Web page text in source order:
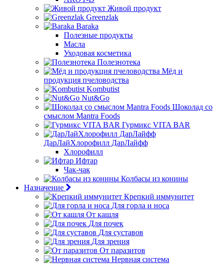
Живой продукт
Greenzlak
Baraka
Полезные продукты
Масла
Уходовая косметика
Полезнотека
Мёд и
продукция пчеловодства
Kombutist
Nut&Go
Шоколад со
смыслом Mantra Foods
Гурмикс VITA BAR
ДарЛайХлорофилл ДарЛайфф
Хлорофилл
Ифтар
Чак-чак
Колбасы из конины
Назначение
Крепкий иммунитет
Для горла и носа
От кашля
Для почек
Для суставов
Для зрения
От паразитов
Нервная система